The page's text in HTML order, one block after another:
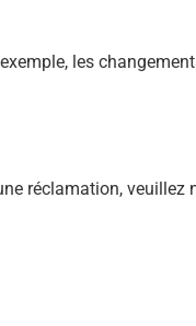
les
réclamation, veuillez